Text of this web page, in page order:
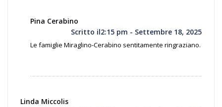
Pina Cerabino
Scritto il2:15 pm - Settembre 18, 2025
Le famiglie Miraglino-Cerabino sentitamente ringraziano.
Linda Miccolis